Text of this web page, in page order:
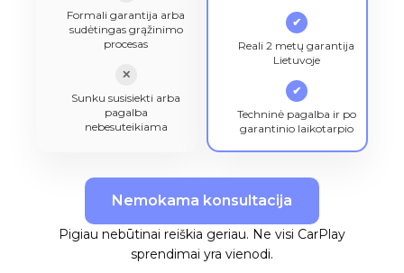
Formali garantija arba
sudėtingas grąžinimo
procesas
✕
Sunku susisiekti arba
pagalba
nebesuteikiama
✔
Reali 2 metų garantija
Lietuvoje
✔
Techninė pagalba ir po
garantinio laikotarpio
Nemokama konsultacija
Pigiau nebūtinai reiškia geriau. Ne visi CarPlay
sprendimai yra vienodi.